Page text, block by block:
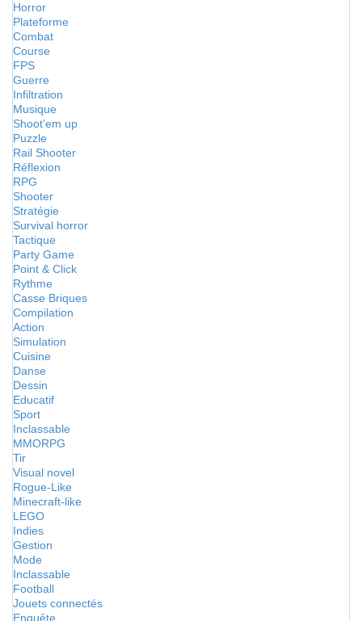
Horror
Plateforme
Combat
Course
FPS
Guerre
Infiltration
Musique
Shoot'em up
Puzzle
Rail Shooter
Réflexion
RPG
Shooter
Stratégie
Survival horror
Tactique
Party Game
Point & Click
Rythme
Casse Briques
Compilation
Action
Simulation
Cuisine
Danse
Dessin
Educatif
Sport
Inclassable
MMORPG
Tir
Visual novel
Rogue-Like
Minecraft-like
LEGO
Indies
Gestion
Mode
Inclassable
Football
Jouets connectés
Enquête